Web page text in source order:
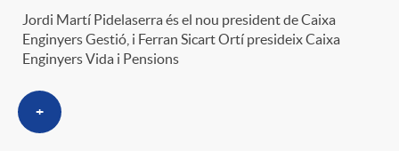
l
a
d
a
t
o
A
o
r
Jordi Martí Pidelaserra és el nou president de Caixa
Enginyers Gestió, i Ferran Sicart Ortí presideix Caixa
Enginyers Vida i Pensions
+